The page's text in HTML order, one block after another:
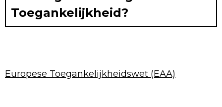
Toegankelijkheid?
Europese Toegankelijkheidswet (EAA)